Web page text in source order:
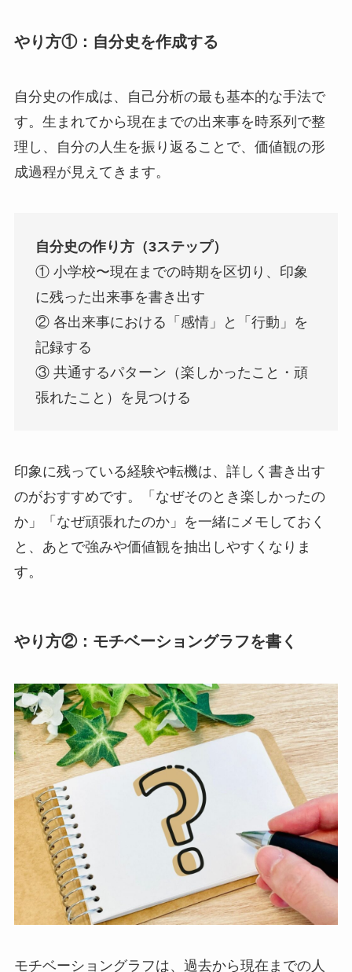
やり方①：自分史を作成する
自分史の作成は、自己分析の最も基本的な手法で
す。生まれてから現在までの出来事を時系列で整
理し、自分の人生を振り返ることで、価値観の形
成過程が見えてきます。
自分史の作り方（3ステップ）
① 小学校〜現在までの時期を区切り、印象
に残った出来事を書き出す
② 各出来事における「感情」と「行動」を
記録する
③ 共通するパターン（楽しかったこと・頑
張れたこと）を見つける
印象に残っている経験や転機は、詳しく書き出す
のがおすすめです。「なぜそのとき楽しかったの
か」「なぜ頑張れたのか」を一緒にメモしておく
と、あとで強みや価値観を抽出しやすくなりま
す。
やり方②：モチベーショングラフを書く
モチベーショングラフは、過去から現在までの人